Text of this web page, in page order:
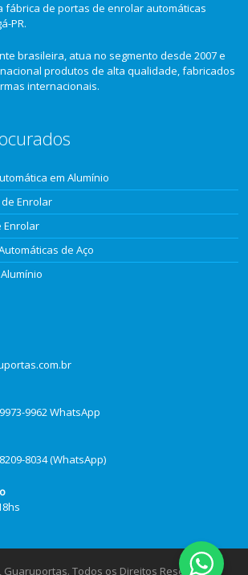
fábrica de portas de enrolar automáticas
PR.
brasileira, atua no segmento desde 2007 e
produtos de alta qualidade, fabricados
internacionais.
em Alumínio
Enrolar
Enrolar
de Aço
9962 WhatsApp
8034 (WhatsApp)
Guaruportas. Todos os Direitos Reservados.